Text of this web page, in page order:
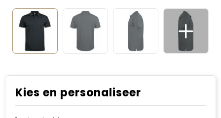
Kies en personaliseer